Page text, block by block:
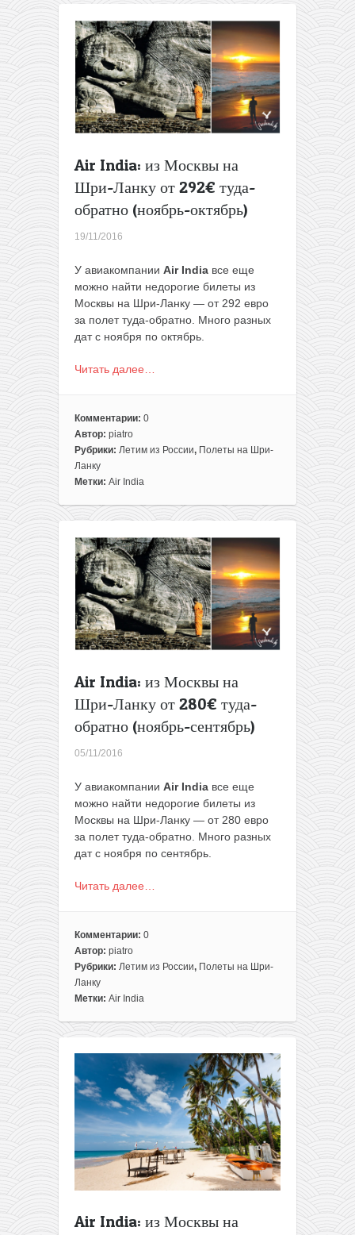
Air India: из Москвы на
Шри-Ланку от 292€ туда-
обратно (ноябрь-октябрь)
19/11/2016
У авиакомпании Air India все еще
можно найти недорогие билеты из
Москвы на Шри-Ланку — от 292 евро
за полет туда-обратно. Много разных
дат c ноября по октябрь.
Читать далее…
Комментарии: 0
Автор: piatro
Рубрики: Летим из России, Полеты на Шри-
Ланку
Метки: Air India
Air India: из Москвы на
Шри-Ланку от 280€ туда-
обратно (ноябрь-сентябрь)
05/11/2016
У авиакомпании Air India все еще
можно найти недорогие билеты из
Москвы на Шри-Ланку — от 280 евро
за полет туда-обратно. Много разных
дат c ноября по сентябрь.
Читать далее…
Комментарии: 0
Автор: piatro
Рубрики: Летим из России, Полеты на Шри-
Ланку
Метки: Air India
Air India: из Москвы на